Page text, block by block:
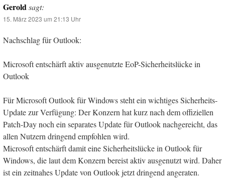
Geroldsagt:
15. März 2023 um 21:13 Uhr
Nachschlag für Outlook:
Microsoft entschärft aktiv ausgenutzte EoP-Sicherheitslücke in
Outlook
Für Microsoft Outlook für Windows steht ein wichtiges Sicherheits-
Update zur Verfügung: Der Konzern hat kurz nach dem offiziellen
Patch-Day noch ein separates Update für Outlook nachgereicht, das
allen Nutzern dringend empfohlen wird.
Microsoft entschärft damit eine Sicherheitslücke in Outlook für
Windows, die laut dem Konzern bereist aktiv ausgenutzt wird. Daher
ist ein zeitnahes Update von Outlook jetzt dringend angeraten.